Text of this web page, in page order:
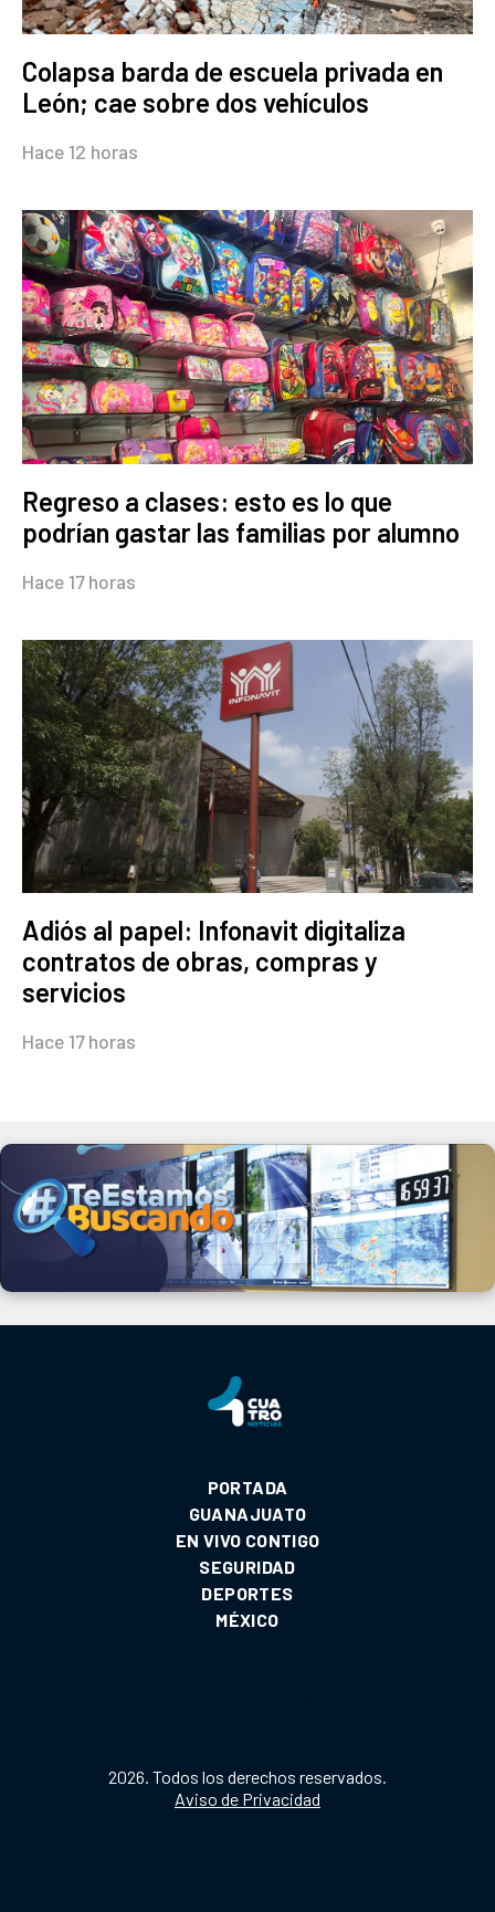
Colapsa barda de escuela privada en
León; cae sobre dos vehículos
Hace 12 horas
Regreso a clases: esto es lo que
podrían gastar las familias por alumno
Hace 17 horas
Adiós al papel: Infonavit digitaliza
contratos de obras, compras y
servicios
Hace 17 horas
PORTADA
GUANAJUATO
EN VIVO CONTIGO
SEGURIDAD
DEPORTES
MÉXICO
2026. Todos los derechos reservados.
Aviso de Privacidad